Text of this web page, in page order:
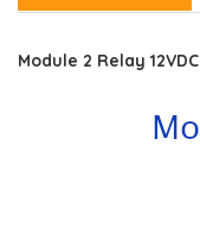
Module 2 Relay 12VDC